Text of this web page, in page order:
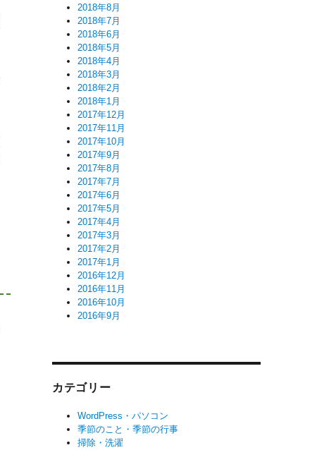
2018年8月
2018年7月
2018年6月
2018年5月
2018年4月
2018年3月
2018年2月
2018年1月
2017年12月
2017年11月
2017年10月
2017年9月
2017年8月
2017年7月
2017年6月
2017年5月
2017年4月
2017年3月
2017年2月
2017年1月
2016年12月
2016年11月
2016年10月
2016年9月
カテゴリー
WordPress・パソコン
季節のこと・季節の行事
掃除・洗濯